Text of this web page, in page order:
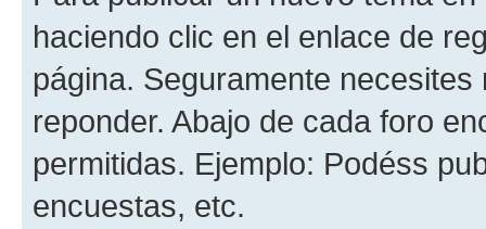
haciendo clic en el enlace de
página. Seguramente
reponder. Abajo de cada foro
permitidas. Ejemplo: Podéss
encuestas, etc.